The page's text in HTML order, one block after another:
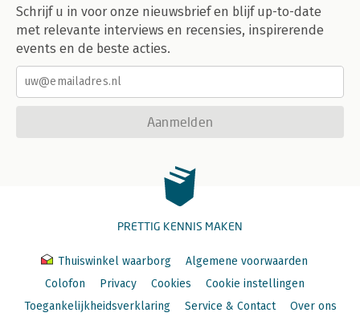
Schrijf u in voor onze nieuwsbrief en blijf up-to-date
met relevante interviews en recensies, inspirerende
events en de beste acties.
Aanmelden
PRETTIG KENNIS MAKEN
Thuiswinkel waarborg
Algemene voorwaarden
Colofon
Privacy Cookies
Cookie instellingen
Toegankelijkheidsverklaring
Service & Contact Over ons